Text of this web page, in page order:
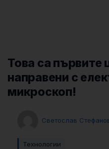
Това са първите
направени с
микроскоп!
Светослав
Технологии